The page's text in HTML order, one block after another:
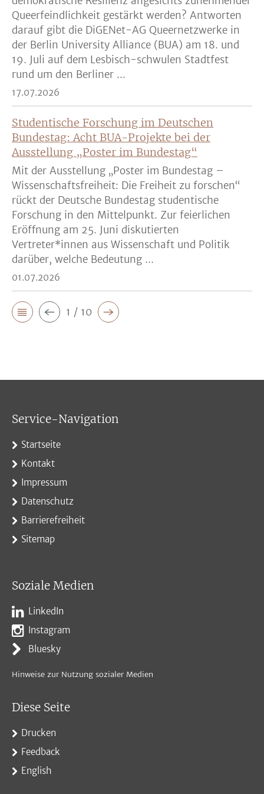
Queerfeindlichkeit gestärkt werden? Antworten
darauf gibt die DiGENet-AG Queernetzwerke in
der Berlin University Alliance (BUA) am 18. und
19. Juli auf dem Lesbisch-schwulen Stadtfest
rund um den Berliner ...
17.07.2026
Studentische Forschung im Deutschen
Bundestag: Acht BUA-Projekte bei der
Ausstellung „Poster im Bundestag“
Mit der Ausstellung „Poster im Bundestag –
Wissenschaftsfreiheit: Die Freiheit zu forschen“
rückt der Deutsche Bundestag studentische
Forschung in den Mittelpunkt. Zur feierlichen
Eröffnung am 25. Juni diskutierten
Vertreter*innen aus Wissenschaft und Politik
darüber, welche Bedeutung ...
01.07.2026
1 / 10
Service-Navigation
Startseite
Kontakt
Impressum
Datenschutz
Barrierefreiheit
Sitemap
Soziale Medien
LinkedIn
Instagram
Bluesky
Hinweise zur Nutzung sozialer Medien
Diese Seite
Drucken
Feedback
English